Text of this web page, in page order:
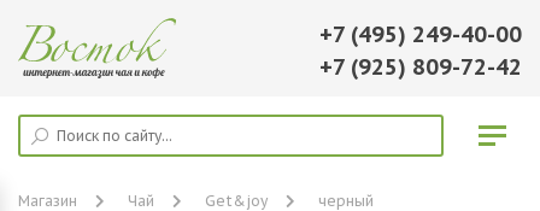
+7 (495) 249-40-00
+7 (925) 809-72-42
Магазин Чай Get&joy
черный